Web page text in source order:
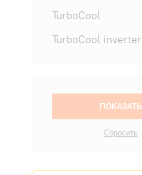
TurboCool
TurboCool inverter